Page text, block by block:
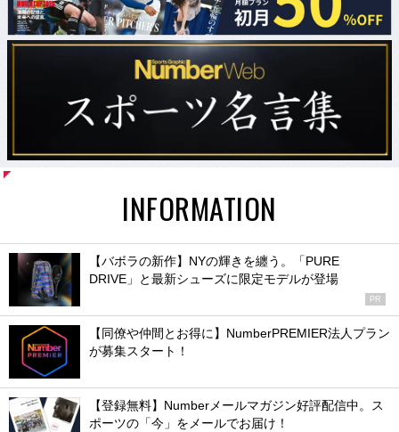
INFORMATION
【バボラの新作】NYの輝きを纏う。「PURE
DRIVE」と最新シューズに限定モデルが登場
PR
【同僚や仲間とお得に】NumberPREMIER法人プラン
が募集スタート！
【登録無料】Numberメールマガジン好評配信中。ス
ポーツの「今」をメールでお届け！